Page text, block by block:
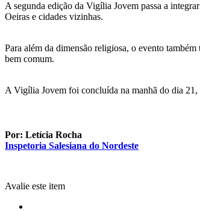
A segunda edição da Vigília Jovem passa a
Oeiras e cidades vizinhas.
Para além da dimensão religiosa, o evento
bem comum.
A Vigília Jovem foi concluída na manhã do dia
Por: Letícia Rocha
Inspetoria Salesiana do Nordeste
Avalie este item